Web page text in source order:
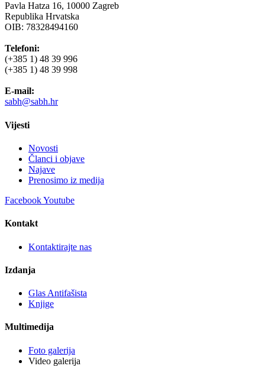
Pavla Hatza 16, 10000 Zagreb
Republika Hrvatska
OIB: 78328494160
Telefoni:
(+385 1) 48 39 996
(+385 1) 48 39 998
E-mail:
sabh@sabh.hr
Vijesti
Novosti
Članci i objave
Najave
Prenosimo iz medija
FacebookYoutube
Kontakt
Kontaktirajte nas
Izdanja
Glas Antifašista
Knjige
Multimedija
Foto galerija
Video galerija